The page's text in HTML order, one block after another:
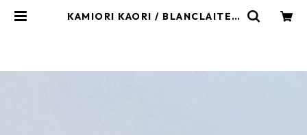
KAMIORI KAORI / BLANCLAITEU